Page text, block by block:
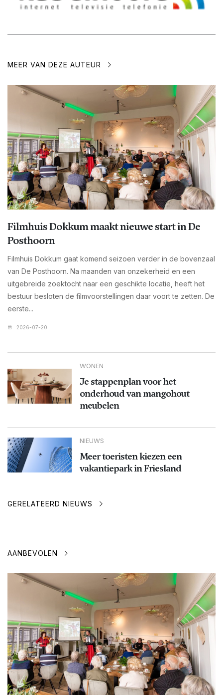
MEER VAN DEZE AUTEUR
Filmhuis Dokkum maakt nieuwe start in De
Posthoorn
Filmhuis Dokkum gaat komend seizoen verder in de bovenzaal
van De Posthoorn. Na maanden van onzekerheid en een
uitgebreide zoektocht naar een geschikte locatie, heeft het
bestuur besloten de filmvoorstellingen daar voort te zetten. De
eerste...
2026-07-20
WONEN
Je stappenplan voor het
onderhoud van mangohout
meubelen
NIEUWS
Meer toeristen kiezen een
vakantiepark in Friesland
GERELATEERD NIEUWS
AANBEVOLEN